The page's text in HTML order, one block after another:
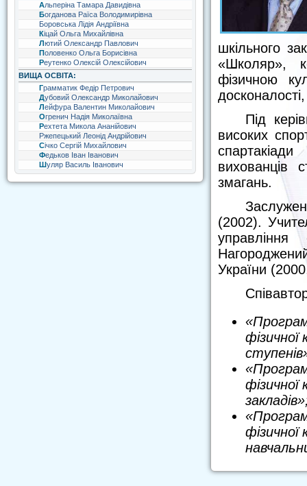
Альперіна Тамара Давидівна
Богданова Раїса Володимирівна
Боровська Лідія Андріївна
Кіцай Ольга Михайлівна
Лютий Олександр Павлович
Половенко Ольга Борисівна
Реутенко Олексій Олексійович
ВИЩА ОСВІТА:
Грамматик Федір Петрович
Дубовий Олександр Миколайович
Лейфура Валентин Миколайович
Огренич Надія Миколаївна
Рехтета Микола Ананійович
Ржепецький Леонід Андрійович
Січко Сергій Михайлович
Федьков Іван Іванович
Шуляр Василь Іванович
шкільного
«Школяр»,
фізичною
досконалості,
Під
високих
вихованців
змагань.
(2002).
управління
України
фізичної
фізичної
фізичної